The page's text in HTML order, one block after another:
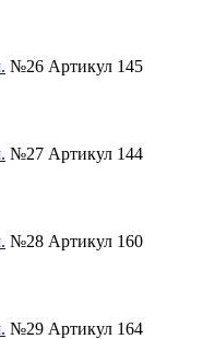
№26 Артикул 145
№27 Артикул 144
№28 Артикул 160
№29 Артикул 164